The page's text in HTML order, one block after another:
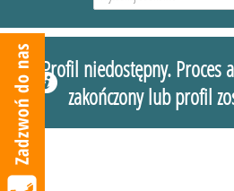
Profil niedostępny. Proces
zakończony lub profil